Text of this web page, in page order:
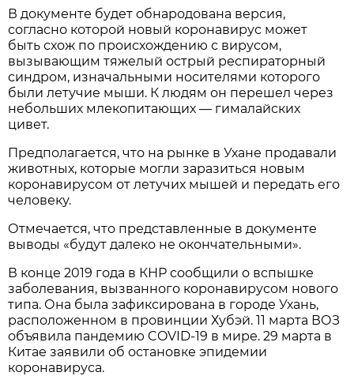
В документе будет обнародована версия,
согласно которой новый коронавирус может
быть схож по происхождению с вирусом,
вызывающим тяжелый острый респираторный
синдром, изначальными носителями которого
были летучие мыши. К людям он перешел через
небольших млекопитающих — гималайских
цивет.
Предполагается, что на рынке в Ухане продавали
животных, которые могли заразиться новым
коронавирусом от летучих мышей и передать его
человеку.
Отмечается, что представленные в документе
выводы «будут далеко не окончательными».
В конце 2019 года в КНР сообщили о вспышке
заболевания, вызванного коронавирусом нового
типа. Она была зафиксирована в городе Ухань,
расположенном в провинции Хубэй. 11 марта ВОЗ
объявила пандемию COVID-19 в мире. 29 марта в
Китае заявили об остановке эпидемии
коронавируса.